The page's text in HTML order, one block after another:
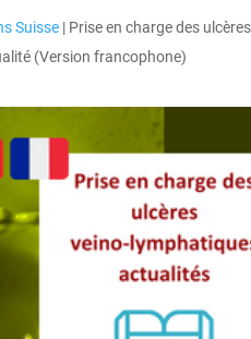
Suisse | Prise en charge des
(Version francophone)